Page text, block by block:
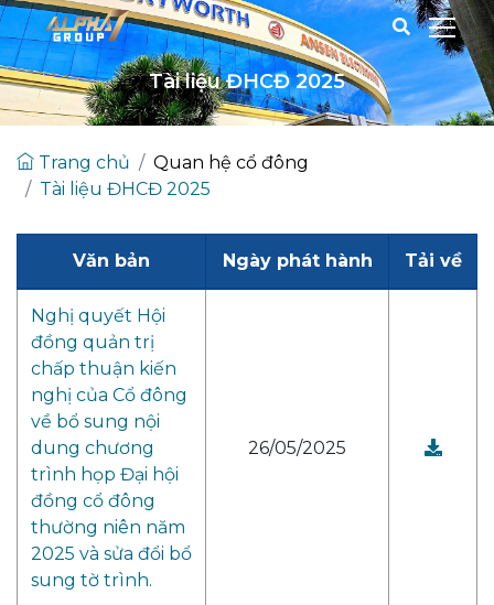
Tài liệu ĐHCĐ 2025
Trang chủ
Quan hệ cổ đông
Tài liệu ĐHCĐ 2025
Văn bản Ngày phát hành Tải về
Nghị quyết Hội
đồng quản trị
chấp thuận kiến
nghị của Cổ đông
về bổ sung nội
dung chương
trình họp Đại hội
đồng cổ đông
thường niên năm
2025 và sửa đổi bổ
sung tờ trình.
26/05/2025